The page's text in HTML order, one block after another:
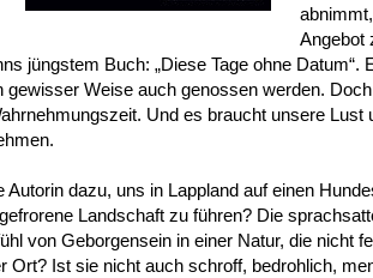
Angebot
jüngstem Buch: „Diese Tage ohne
gewisser Weise auch genossen werden.
Und es braucht unsere
Autorin dazu, uns in Lappland auf einen
Landschaft zu führen? Die
von Geborgensein in einer Natur, die nicht
Ort? Ist sie nicht auch schroff, bedrohlich,